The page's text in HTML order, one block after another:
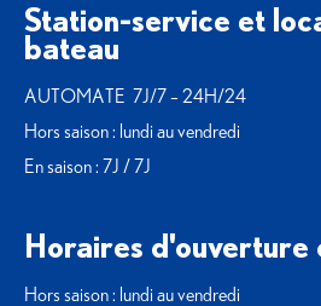
Station-service et
bateau
AUTOMATE 7J/7 – 24H/24
Hors saison : lundi au vendredi
En saison : 7J / 7J
Horaires d'ouverture
Hors saison : lundi au vendredi